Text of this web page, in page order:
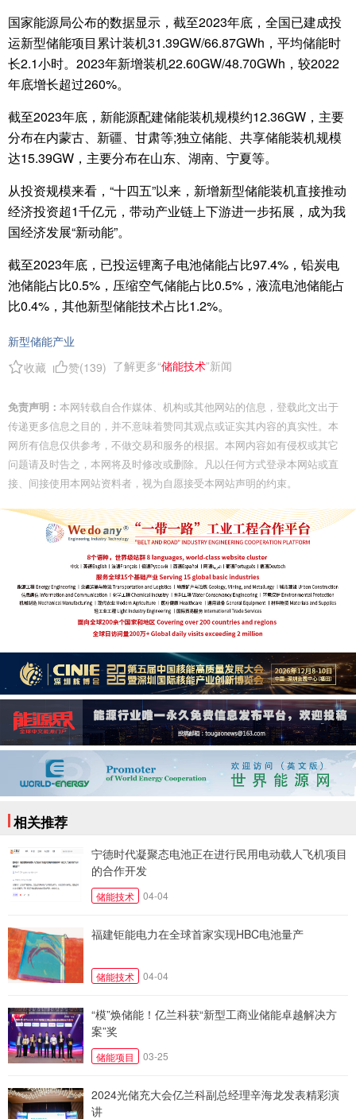
国家能源局公布的数据显示，截至2023年底，全国已建成投
运新型储能项目累计装机31.39GW/66.87GWh，平均储能时
长2.1小时。2023年新增装机22.60GW/48.70GWh，较2022
年底增长超过260%。
截至2023年底，新能源配建储能装机规模约12.36GW，主要
分布在内蒙古、新疆、甘肃等;独立储能、共享储能装机规模
达15.39GW，主要分布在山东、湖南、宁夏等。
从投资规模来看，“十四五”以来，新增新型储能装机直接推动
经济投资超1千亿元，带动产业链上下游进一步拓展，成为我
国经济发展“新动能”。
截至2023年底，已投运锂离子电池储能占比97.4%，铅炭电
池储能占比0.5%，压缩空气储能占比0.5%，液流电池储能占
比0.4%，其他新型储能技术占比1.2%。
新型储能产业
收藏
赞(139) 了解更多“储能技术”新闻
免责声明： 本网转载自合作媒体、机构或其他网站的信息，登载此文出于
传递更多信息之目的，并不意味着赞同其观点或证实其内容的真实性。本
网所有信息仅供参考，不做交易和服务的根据。本网内容如有侵权或其它
问题请及时告之，本网将及时修改或删除。凡以任何方式登录本网站或直
接、间接使用本网站资料者，视为自愿接受本网站声明的约束。
相关推荐
宁德时代凝聚态电池正在进行民用电动载人飞机项目
的合作开发
储能技术 04-04
福建钜能电力在全球首家实现HBC电池量产
储能技术 04-04
“模”焕储能！亿兰科获“新型工商业储能卓越解决方
案”奖
储能项目 03-25
2024光储充大会亿兰科副总经理辛海龙发表精彩演
讲